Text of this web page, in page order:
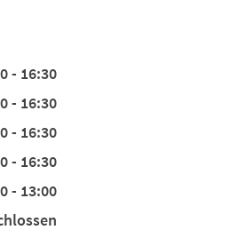
- 16:30
- 16:30
- 16:30
- 16:30
- 13:00